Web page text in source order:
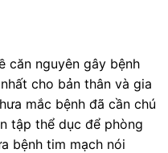
căn nguyên gây bệnh
cho bản thân và gia
mắc bệnh đã cần chú
tập thể dục để phòng
bệnh tim mạch nói